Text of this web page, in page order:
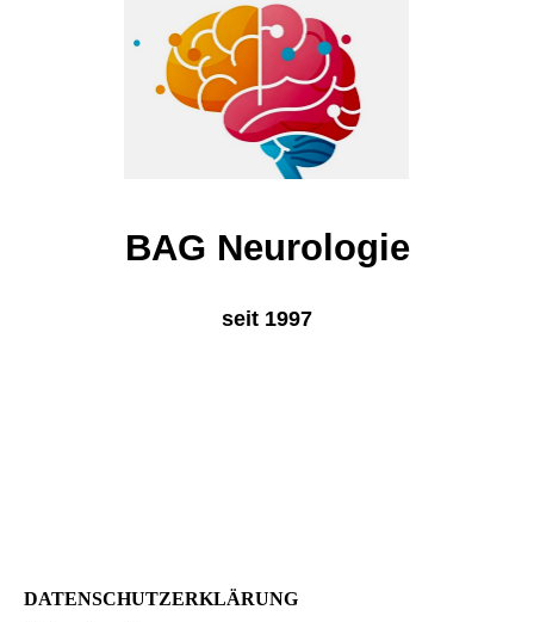
BAG Neurologie
seit 1997
DATENSCHUTZERKLÄRUNG